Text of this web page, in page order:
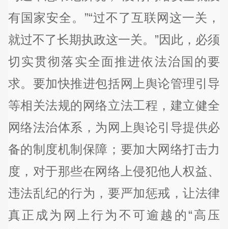
有国家安全。”“过不了互联网这一关，
就过不了长期执政这一关。”因此，必须
切实贯彻落实全面推进依法治国的要
求。要加快推进包括网上舆论管理引导
等相关法规的网络立法工程，建立健全
网络法治体系，为网上舆论引导提供必
备的制度机制保障；要加大网络打击力
度，对于那些在网络上侵犯他人权益、
违法乱纪的行为，要严加惩戒，让法律
真正成为网上行为不可逾越的“高压